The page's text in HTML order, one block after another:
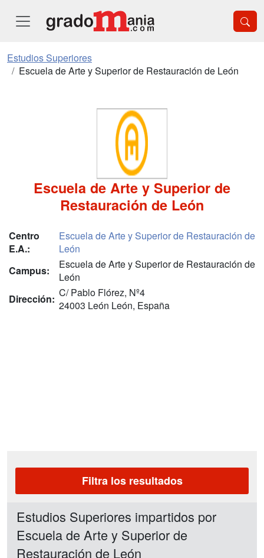
Estudios Superiores
Escuela de Arte y Superior de Restauración de León
Escuela de Arte y Superior de
Restauración de León
Centro
E.A.:
Escuela de Arte y Superior de Restauración de
León
Campus:
Escuela de Arte y Superior de Restauración de
León
Dirección: C/ Pablo Flórez, Nº4
24003 León León, España
Filtra los resultados
Estudios Superiores impartidos por
Escuela de Arte y Superior de
Restauración de León